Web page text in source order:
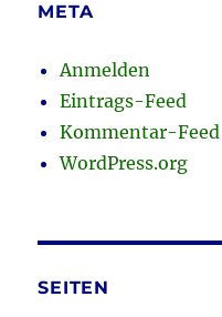
META
Anmelden
Eintrags-Feed
Kommentar-Feed
WordPress.org
SEITEN